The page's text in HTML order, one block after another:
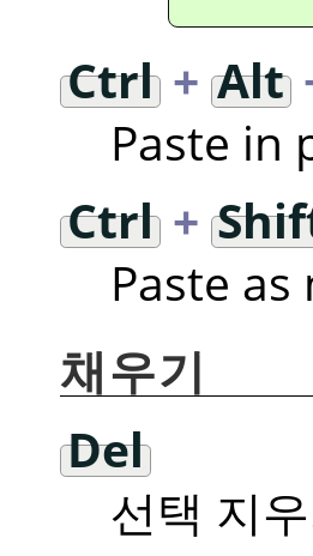
Ctrl+ Alt
Paste in
Ctrl+
Paste
채우기
Del
선택 지